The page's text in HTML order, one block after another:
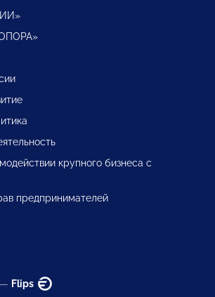
крупного бизнеса с
предпринимателей
— Flips